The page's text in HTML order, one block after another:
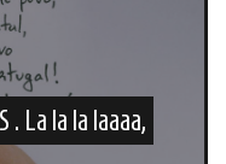
. La la la laaaa,